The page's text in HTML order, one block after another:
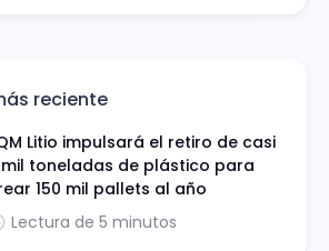
reciente
Litio impulsará el retiro de casi
toneladas de plástico para
150 mil pallets al año
Lectura de 5 minutos